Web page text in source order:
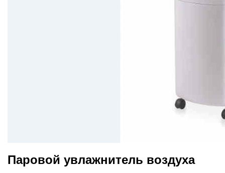
Паровой увлажнитель воздуха